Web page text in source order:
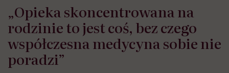
„Opieka skoncentrowana na
rodzinie to jest coś, bez czego
współczesna medycyna sobie nie
poradzi”